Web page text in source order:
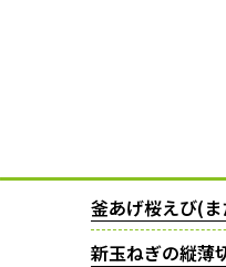
釜あげ桜えび(
新玉ねぎの縦薄